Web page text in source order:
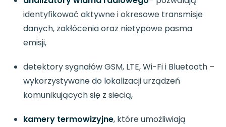
identyfikować aktywne i okresowe transmisje
danych, zakłócenia oraz nietypowe pasma
emisji,
detektory sygnałów GSM, LTE, Wi-Fi i Bluetooth –
wykorzystywane do lokalizacji urządzeń
komunikujących się z siecią,
kamery termowizyjne, które umożliwiają